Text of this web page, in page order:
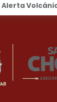
Alerta